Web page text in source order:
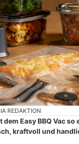
REDAKTION
Easy BBQ Vac so
kraftvoll und